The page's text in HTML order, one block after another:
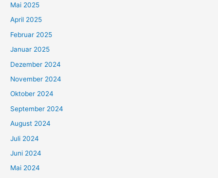
Mai 2025
April 2025
Februar 2025
Januar 2025
Dezember 2024
November 2024
Oktober 2024
September 2024
August 2024
Juli 2024
Juni 2024
Mai 2024